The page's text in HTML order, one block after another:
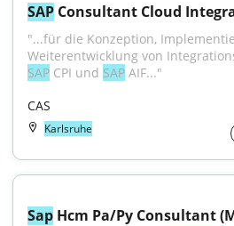
SAP Consultant Cloud
"...für die Konzeption,
Weiterentwicklung von
SAP CPI und SAP AIF..."
CAS
Karlsruhe
Sap Hcm Pa/Py Consultant